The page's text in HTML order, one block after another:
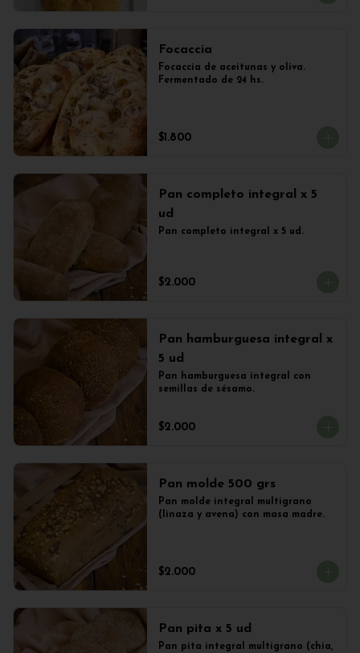
Focaccia
Focaccia de aceitunas y oliva.
Fermentado de 24 hs.
$1.800
Pan completo integral x 5
ud
Pan completo integral x 5 ud.
$2.000
Pan hamburguesa integral x
5 ud
Pan hamburguesa integral con
semillas de sésamo.
$2.000
Pan molde 500 grs
Pan molde integral multigrano
(linaza y avena) con masa madre.
$2.000
Pan pita x 5 ud
Pan pita integral multigrano (chia,